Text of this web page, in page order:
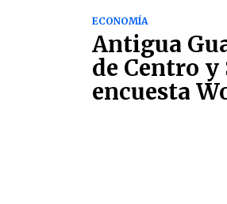
ECONOMÍA
Antigua
de Centro y
encuesta